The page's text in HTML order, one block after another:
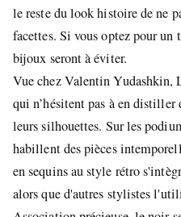
le reste du look histoire de ne
facettes. Si vous optez pour un
bijoux seront à éviter.
Vue chez Valentin
qui n’hésitent pas à en
leurs silhouettes. Sur les
habillent des pièces
en sequins au style rétro
alors que d'autres stylistes